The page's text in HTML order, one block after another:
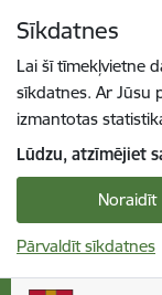
Sīkdatnes
Lai šī tīmekļvietne
sīkdatnes. Ar Jūsu
izmantotas
Lūdzu, atzīmējiet
Noraidīt
Pārvaldīt sīkdatnes